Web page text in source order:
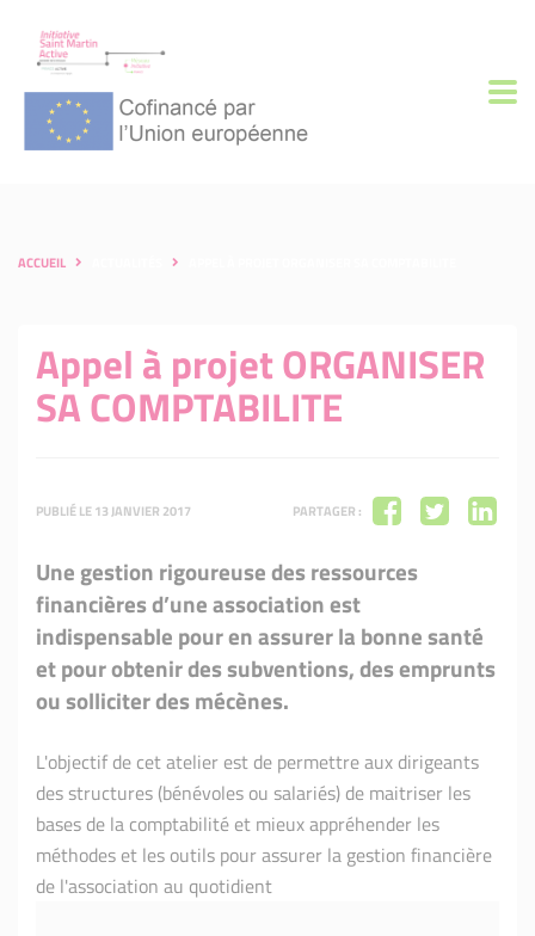
ACCUEIL
Appel à projet ORGANISER
SA COMPTABILITE
PUBLIÉ LE 13 JANVIER 2017 PARTAGER :
Une gestion rigoureuse des ressources
financières d’une association est
indispensable pour en assurer la bonne santé
et pour obtenir des subventions, des emprunts
ou solliciter des mécènes.
L'objectif de cet atelier est de permettre aux dirigeants
des structures (bénévoles ou salariés) de maitriser les
bases de la comptabilité et mieux appréhender les
méthodes et les outils pour assurer la gestion financière
de l'association au quotidient